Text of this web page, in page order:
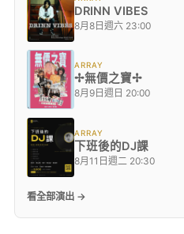
DRINN VIBES
8月8日週六 23:00
ARRAY
✢無價之寶✢
8月9日週日 20:00
ARRAY
下班後的DJ課
8月11日週二 20:30
看全部演出 →